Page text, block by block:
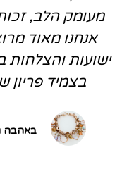
מעומק הלב,
אנחנו מאוד
ישועות והצלחות
בצמיד פריון
באהבה